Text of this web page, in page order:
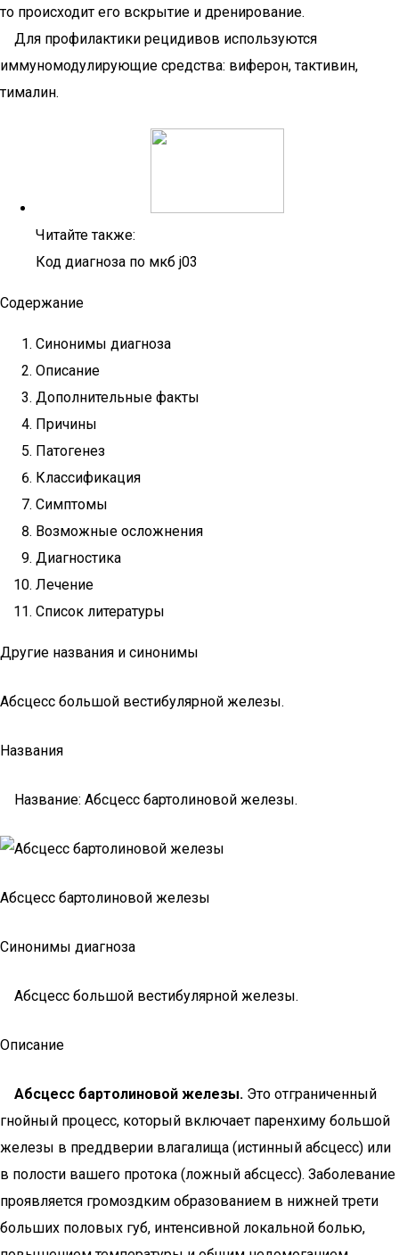
то происходит его вскрытие и дренирование.
Для профилактики рецидивов используются
иммуномодулирующие средства: виферон, тактивин,
тималин.
Читайте также:
Код диагноза по мкб j03
Содержание
Синонимы диагноза
Описание
Дополнительные факты
Причины
Патогенез
Классификация
Симптомы
Возможные осложнения
Диагностика
Лечение
Список литературы
Другие названия и синонимы
Абсцесс большой вестибулярной железы.
Названия
Название: Абсцесс бартолиновой железы.
Абсцесс бартолиновой железы
Синонимы диагноза
Абсцесс большой вестибулярной железы.
Описание
Абсцесс бартолиновой железы. Это отграниченный
гнойный процесс, который включает паренхиму большой
железы в преддверии влагалища (истинный абсцесс) или
в полости вашего протока (ложный абсцесс). Заболевание
проявляется громоздким образованием в нижней трети
больших половых губ, интенсивной локальной болью,